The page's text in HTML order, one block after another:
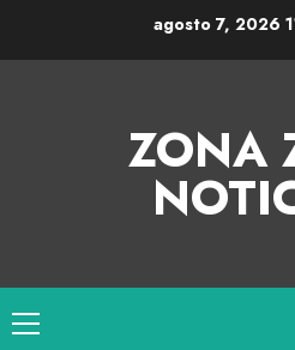
agosto 7, 2026
ZONA